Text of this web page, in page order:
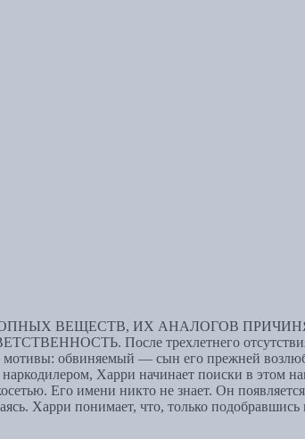
ВЕЩЕСТВ, ИХ АНАЛОГОВ
После трехлетнего отсутствия
обвиняемый — сын его прежней
Харри начинает поиски в этом
Его имени никто не знает. Он
Харри понимает, что, только